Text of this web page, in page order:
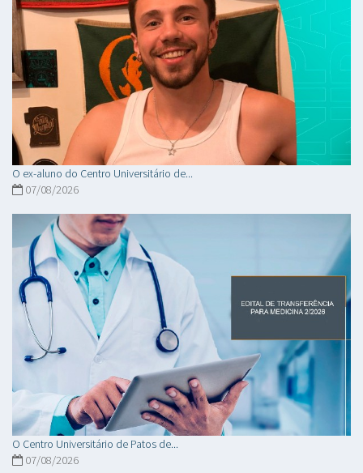
O ex-aluno do Centro Universitário de...
07/08/2026
O Centro Universitário de Patos de...
07/08/2026